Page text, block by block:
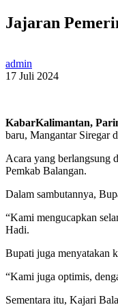
Jajaran
admin
17 Juli 2024
KabarKalimantan,
baru, Mangantar Siregar
Acara yang berlangsung
Pemkab Balangan.
Dalam sambutannya,
“Kami mengucapkan
Hadi.
Bupati juga menyatakan
“Kami juga optimis,
Sementara itu, Kajari